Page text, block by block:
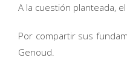
A la cuestión planteada,
Por compartir sus
Genoud.